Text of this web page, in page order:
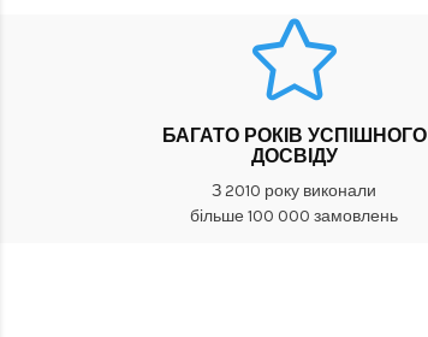
БАГАТО РОКІВ УСПІШНОГО
ДОСВІДУ
З 2010 року виконали
більше 100 000 замовлень